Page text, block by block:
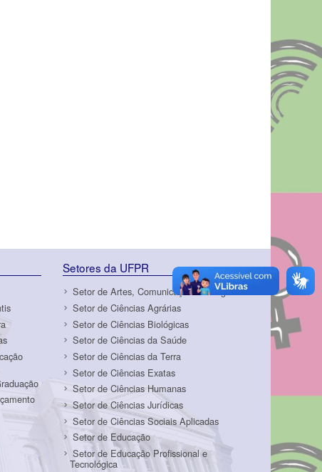
Setores da UFPR
Setor de Artes, Comunicação e Design
Setor de Ciências Agrárias
Setor de Ciências Biológicas
Setor de Ciências da Saúde
Setor de Ciências da Terra
Setor de Ciências Exatas
Setor de Ciências Humanas
Setor de Ciências Jurídicas
Setor de Ciências Sociais Aplicadas
Setor de Educação
Setor de Educação Profissional e
Tecnológica